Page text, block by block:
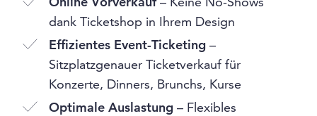
dank Ticketshop in Ihrem Design
Effizientes Event-Ticketing –
Sitzplatzgenauer Ticketverkauf für
Konzerte, Dinners, Brunchs, Kurse
Optimale Auslastung – Flexibles